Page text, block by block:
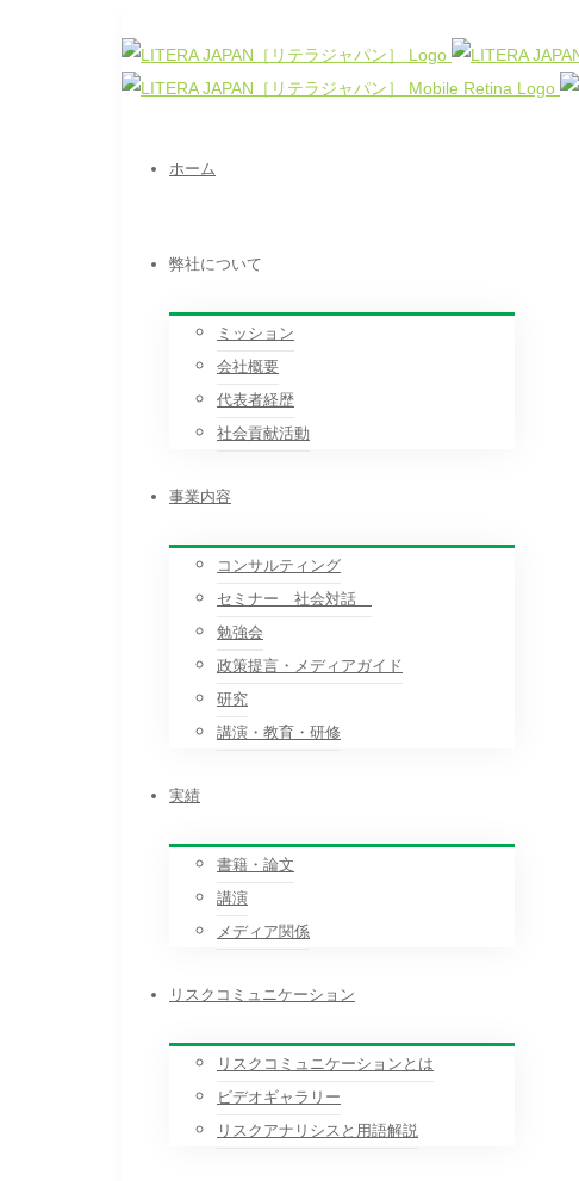
ホーム
弊社について
ミッション
会社概要
代表者経歴
社会貢献活動
事業内容
コンサルティング
セミナー 社会対話
勉強会
政策提言・メディアガイド
研究
講演・教育・研修
実績
書籍・論文
講演
メディア関係
リスクコミュニケーション
リスクコミュニケーションとは
ビデオギャラリー
リスクアナリシスと用語解説